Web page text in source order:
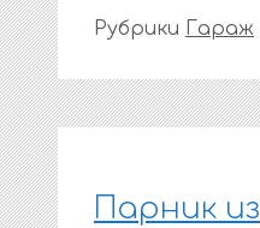
Рубрики Гараж
Парник из